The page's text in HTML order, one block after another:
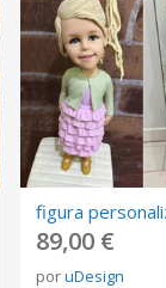
89,00 €
poruDesign